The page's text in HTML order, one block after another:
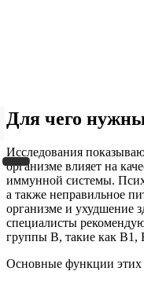
Для чего
Исследования
организме влияет на
иммунной системы.
а также неправильное
организме и ухудшение
специалисты
группы B, такие как B1,
Основные функции этих